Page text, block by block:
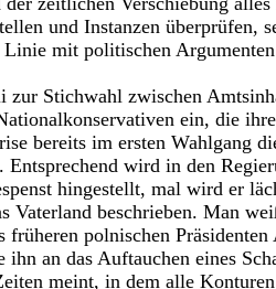
und Instanzen überprüfen,
mit politischen
Stichwahl zwischen
ein, die
bereits im ersten Wahlgang
Entsprechend wird in den
hingestellt, mal wird er
Vaterland beschrieben. Man
früheren polnischen
an das Auftauchen eines
meint, in dem alle